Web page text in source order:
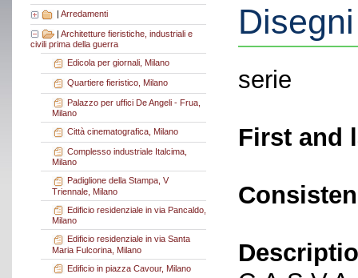
Arredamenti
| Architetture fieristiche, industriali e
civili prima della guerra
Edicola per giornali, Milano
Quartiere fieristico, Milano
Palazzo per uffici De Angeli - Frua,
Milano
Città cinematografica, Milano
Complesso industriale Italcima,
Milano
Padiglione della Stampa, V
Triennale, Milano
Edificio residenziale in via Pancaldo,
Milano
Edificio residenziale in via Santa
Maria Fulcorina, Milano
Edificio in piazza Cavour, Milano
serie
First and